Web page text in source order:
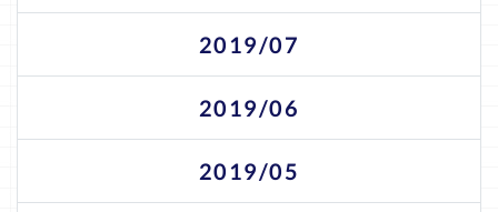
2019/07
2019/06
2019/05